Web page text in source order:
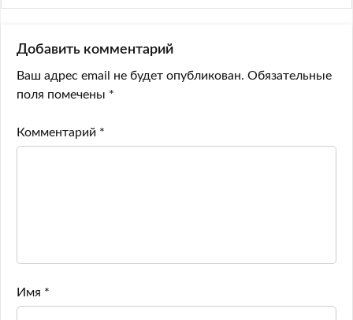
Добавить комментарий
Ваш адрес email не будет опубликован. Обязательные
поля помечены *
Комментарий *
Имя *